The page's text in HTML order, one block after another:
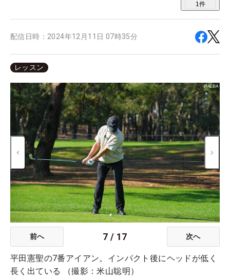
1件
配信日時： 2024年12月11日 07時35分
レッスン
前へ 7 / 17 次へ
平田憲聖の7番アイアン。インパクト後にヘッドが低く
長く出ている （撮影：米山聡明）